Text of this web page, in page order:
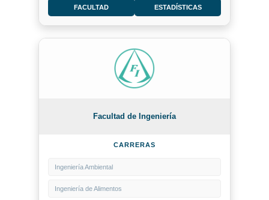
FACULTAD ESTADÍSTICAS
Facultad de Ingeniería
CARRERAS
Ingeniería Ambiental
Ingeniería de Alimentos